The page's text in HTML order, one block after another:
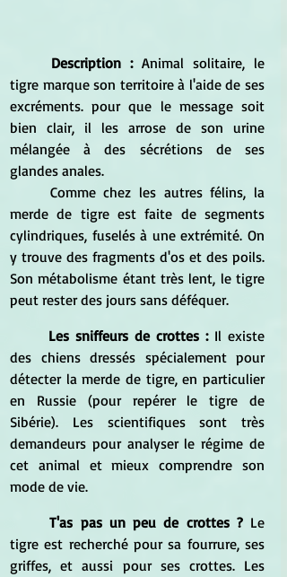
Description : Animal solitaire, le
tigre marque son territoire à l'aide de ses
excréments. pour que le message soit
bien clair, il les arrose de son urine
mélangée à des sécrétions de ses
glandes anales.
merde de tigre est faite de segments
cylindriques, fuselés à une extrémité. On
y trouve des fragments d'os et des poils.
Son métabolisme étant très lent, le tigre
peut rester des jours sans déféquer.
Les sniffeurs de crottes : Il existe
des chiens dressés spécialement pour
détecter la merde de tigre, en particulier
en Russie (pour repérer le tigre de
Sibérie). Les scientifiques sont très
demandeurs pour analyser le régime de
cet animal et mieux comprendre son
mode de vie.
T'as pas un peu de crottes ? Le
tigre est recherché pour sa fourrure, ses
griffes, et aussi pour ses crottes. Les